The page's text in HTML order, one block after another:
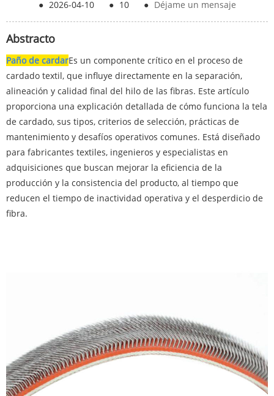
● 2026-04-10 ● 10 ● Déjame un mensaje
Abstracto
Paño de cardarEs un componente crítico en el proceso de
cardado textil, que influye directamente en la separación,
alineación y calidad final del hilo de las fibras. Este artículo
proporciona una explicación detallada de cómo funciona la tela
de cardado, sus tipos, criterios de selección, prácticas de
mantenimiento y desafíos operativos comunes. Está diseñado
para fabricantes textiles, ingenieros y especialistas en
adquisiciones que buscan mejorar la eficiencia de la
producción y la consistencia del producto, al tiempo que
reducen el tiempo de inactividad operativa y el desperdicio de
fibra.